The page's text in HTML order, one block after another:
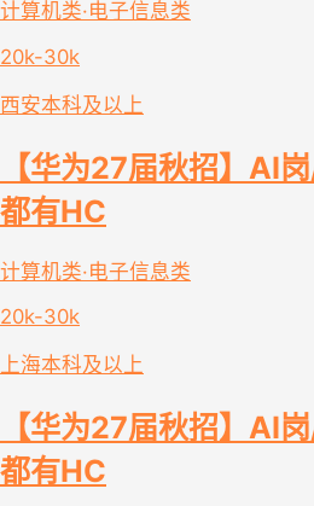
计算机类·电子信息类
20k-30k
西安本科及以上
【华为27届秋招】AI
都有HC
计算机类·电子信息类
20k-30k
上海本科及以上
【华为27届秋招】AI
都有HC